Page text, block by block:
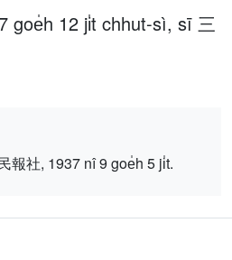
goe̍h 12 ji̍t chhut-sì, sī 三
報社, 1937 nî 9 goe̍h 5 ji̍t.